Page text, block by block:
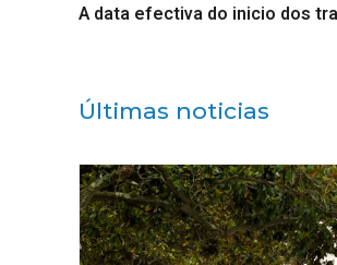
A data efectiva do inicio dos
Últimas noticias